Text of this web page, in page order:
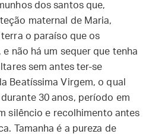
dos santos que,
maternal de Maria,
o paraíso que os
não há um sequer que tenha
sem antes ter-se
Beatíssima Virgem, o qual
30 anos, período em
silêncio e recolhimento antes
Tamanha é a pureza de